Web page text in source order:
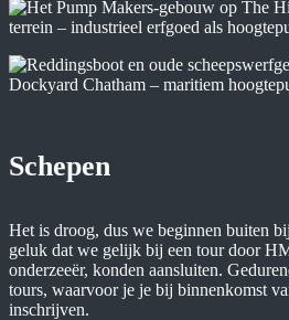
Schepen
Het is droog, dus we beginnen buiten
geluk dat we gelijk bij een tour door
onderzeeër, konden aansluiten.
tours, waarvoor je je bij binnenkomst
inschrijven.